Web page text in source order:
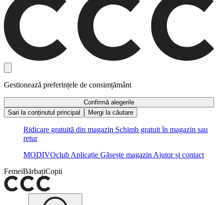
Gestionează preferințele de consimțământ
Confirmă alegerile
Sari la conținutul principal
Mergi la căutare
Ridicare gratuită din magazin Schimb gratuit în magazin sau
retur
MODIVOclub Aplicație Găsește magazin Ajutor și contact
FemeiBărbațiCopii